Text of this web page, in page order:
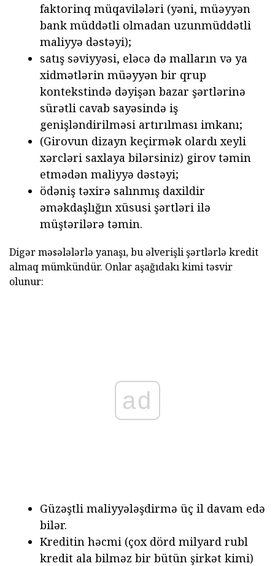
faktorinq müqavilələri (yəni, müəyyən
bank müddətli olmadan uzunmüddətli
maliyyə dəstəyi);
satış səviyyəsi, eləcə də malların və ya
xidmətlərin müəyyən bir qrup
kontekstində dəyişən bazar şərtlərinə
sürətli cavab sayəsində iş
genişləndirilməsi artırılması imkanı;
(Girovun dizayn keçirmək olardı xeyli
xərcləri saxlaya bilərsiniz) girov təmin
etmədən maliyyə dəstəyi;
ödəniş təxirə salınmış daxildir
əməkdaşlığın xüsusi şərtləri ilə
müştərilərə təmin.
Digər məsələlərlə yanaşı, bu əlverişli şərtlərlə kredit
almaq mümkündür. Onlar aşağıdakı kimi təsvir
olunur:
ad
Güzəştli maliyyələşdirmə üç il davam edə
bilər.
Kreditin həcmi (çox dörd milyard rubl
kredit ala bilməz bir bütün şirkət kimi)